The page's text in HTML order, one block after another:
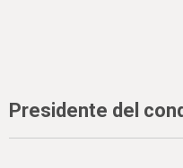
Presidente del